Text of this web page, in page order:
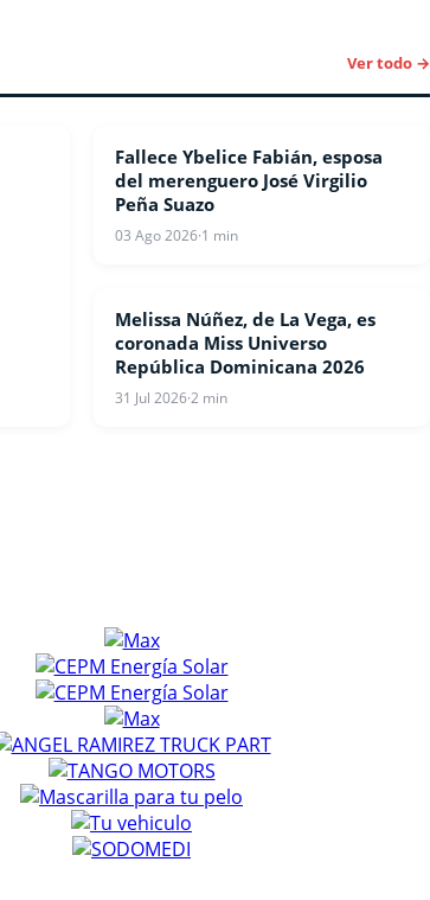
Ver todo →
ESPECTACULOS
Fallece Ybelice Fabián, esposa
del merenguero José Virgilio
Peña Suazo
03 Ago 2026·1 min
ESPECTACULOS
Melissa Núñez, de La Vega, es
coronada Miss Universo
República Dominicana 2026
31 Jul 2026·2 min